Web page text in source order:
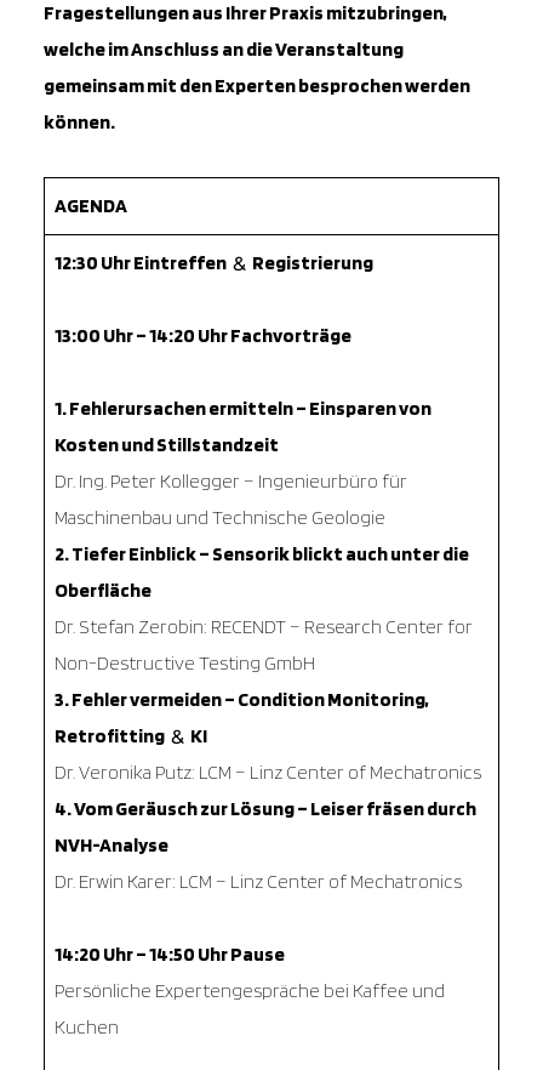
Fragestellungen aus Ihrer Praxis mitzubringen,
welche im Anschluss an die Veranstaltung
gemeinsam mit den Experten besprochen werden
können.
AGENDA
12:30 Uhr Eintreffen & Registrierung
13:00 Uhr – 14:20 Uhr Fachvorträge
1. Fehlerursachen ermitteln – Einsparen von
Kosten und Stillstandzeit
Dr. Ing. Peter Kollegger – Ingenieurbüro für
Maschinenbau und Technische Geologie
2. Tiefer Einblick – Sensorik blickt auch unter die
Oberfläche
Dr. Stefan Zerobin: RECENDT – Research Center for
Non-Destructive Testing GmbH
3. Fehler vermeiden – Condition Monitoring,
Retrofitting & KI
Dr. Veronika Putz: LCM – Linz Center of Mechatronics
4. Vom Geräusch zur Lösung – Leiser fräsen durch
NVH-Analyse
Dr. Erwin Karer: LCM – Linz Center of Mechatronics
14:20 Uhr – 14:50 Uhr Pause
Persönliche Expertengespräche bei Kaffee und
Kuchen